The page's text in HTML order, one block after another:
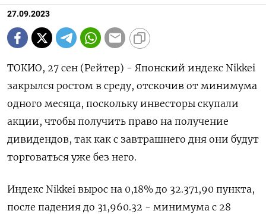
27.09.2023
ТОКИО, 27 сен (Рейтер) - Японский индекс Nikkei
закрылся ростом в среду, отскочив от минимума
одного месяца, поскольку инвесторы скупали
акции, чтобы получить право на получение
дивидендов, так как с завтрашнего дня они будут
торговаться уже без него.
Индекс Nikkei вырос на 0,18% до 32.371,90 пункта,
после падения до 31,960.32 - минимума с 28